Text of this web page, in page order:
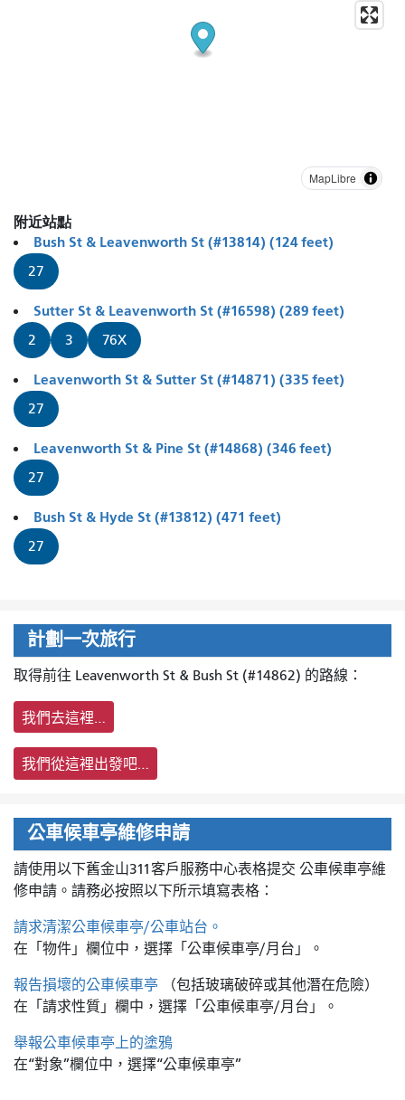
MapLibre
附近站點
Bush St & Leavenworth St (#13814) (124 feet)
27
Sutter St & Leavenworth St (#16598) (289 feet)
2 3 76X
Leavenworth St & Sutter St (#14871) (335 feet)
27
Leavenworth St & Pine St (#14868) (346 feet)
27
Bush St & Hyde St (#13812) (471 feet)
27
計劃一次旅行
取得前往 Leavenworth St & Bush St (#14862) 的路線：
我們去這裡…
我們從這裡出發吧…
公車候車亭維修申請
請使用以下舊金山311客戶服務中心表格提交 公車候車亭維
修申請。請務必按照以下所示填寫表格：
請求清潔公車候車亭/公車站台。
在「物件」欄位中，選擇「公車候車亭/月台」。
報告損壞的公車候車亭 （包括玻璃破碎或其他潛在危險）
在「請求性質」欄中，選擇「公車候車亭/月台」。
舉報公車候車亭上的塗鴉
在“對象”欄位中，選擇“公車候車亭”